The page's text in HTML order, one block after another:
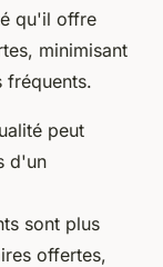
qu'il offre
minimisant
fréquents.
peut
d'un
sont plus
offertes,